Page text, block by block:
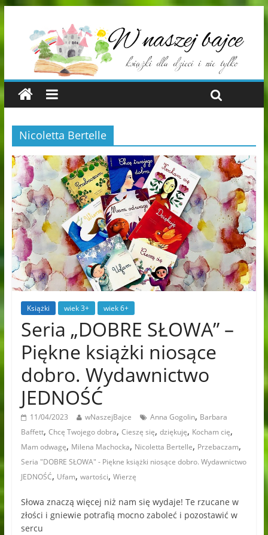
Nicoletta Bertelle
Książki wiek 3+ wiek 6+
Seria „DOBRE SŁOWA” –
Piękne książki niosące
dobro. Wydawnictwo
JEDNOŚĆ
11/04/2023 wNaszejBajce Anna Gogolin, Barbara
Baffett, Chcę Twojego dobra, Cieszę się, dziękuję, Kocham cię,
Mam odwagę, Milena Machocka, Nicoletta Bertelle, Przebaczam,
Seria "DOBRE SŁOWA" - Piękne książki niosące dobro. Wydawnictwo
JEDNOŚĆ, Ufam, wartości, Wierzę
Słowa znaczą więcej niż nam się wydaje! Te rzucane w
złości i gniewie potrafią mocno zaboleć i pozostawić w
sercu